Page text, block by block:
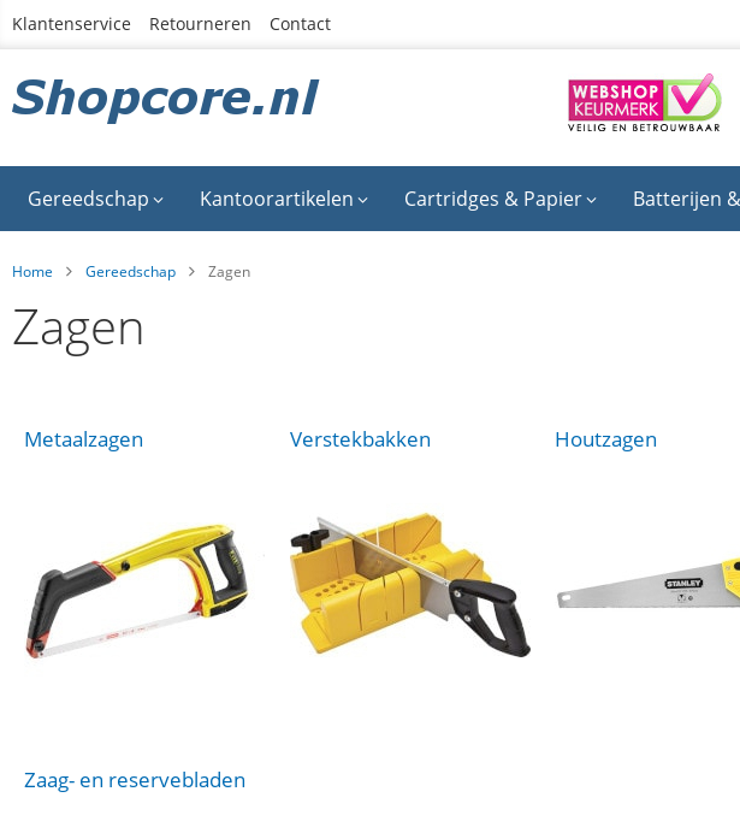
Ga
inhoud
Klantenservice Retourneren Contact
Gereedschap Kantoorartikelen Cartridges & Papier Batterijen
Home Gereedschap Zagen
Zagen
Metaalzagen Verstekbakken Houtzagen
Zaag- en reservebladen